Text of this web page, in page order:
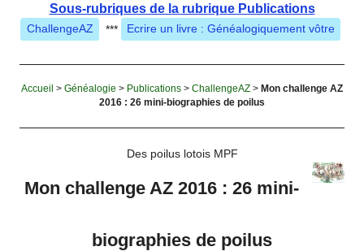
Sous-rubriques de la rubrique Publications
ChallengeAZ *** Ecrire un livre : Généalogiquement vôtre
Accueil > Généalogie > Publications > ChallengeAZ > Mon challenge AZ
2016 : 26 mini-biographies de poilus
Des poilus lotois MPF
Mon challenge AZ 2016 : 26 mini-
biographies de poilus